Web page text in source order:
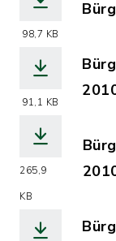
98,7 KB
91,1 KB
265,9
KB